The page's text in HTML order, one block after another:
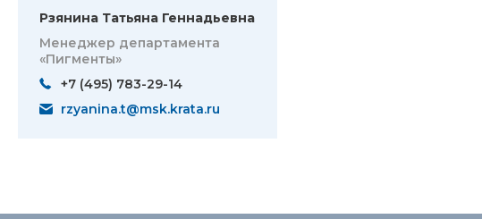
Рзянина Татьяна Геннадьевна
Менеджер департамента
«Пигменты»
+7 (495) 783-29-14
rzyanina.t@msk.krata.ru